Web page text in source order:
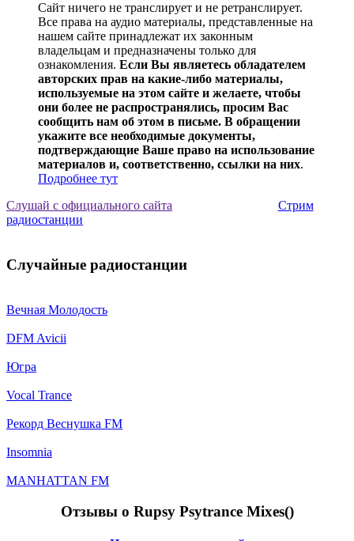
Сайт ничего не транслирует и не ретранслирует.
Все права на аудио материалы, представленные на
нашем сайте принадлежат их законным
владельцам и предназначены только для
ознакомления. Если Вы являетесь обладателем
авторских прав на какие-либо материалы,
используемые на этом сайте и желаете, чтобы
они более не распространялись, просим Вас
сообщить нам об этом в письме. В обращении
укажите все необходимые документы,
подтверждающие Ваше право на использование
материалов и, соответственно, ссылки на них.
Подробнее тут
Слушай с официального сайта
Стрим
радиостанции
Случайные радиостанции
Вечная Молодость
DFM Avicii
Югра
Vocal Trance
Рекорд Веснушка FM
Insomnia
MANHATTAN FM
Отзывы о Rupsy Psytrance Mixes()